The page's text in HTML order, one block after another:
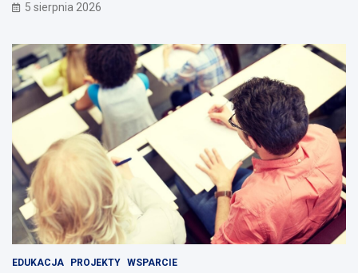
5 sierpnia 2026
EDUKACJA PROJEKTY WSPARCIE